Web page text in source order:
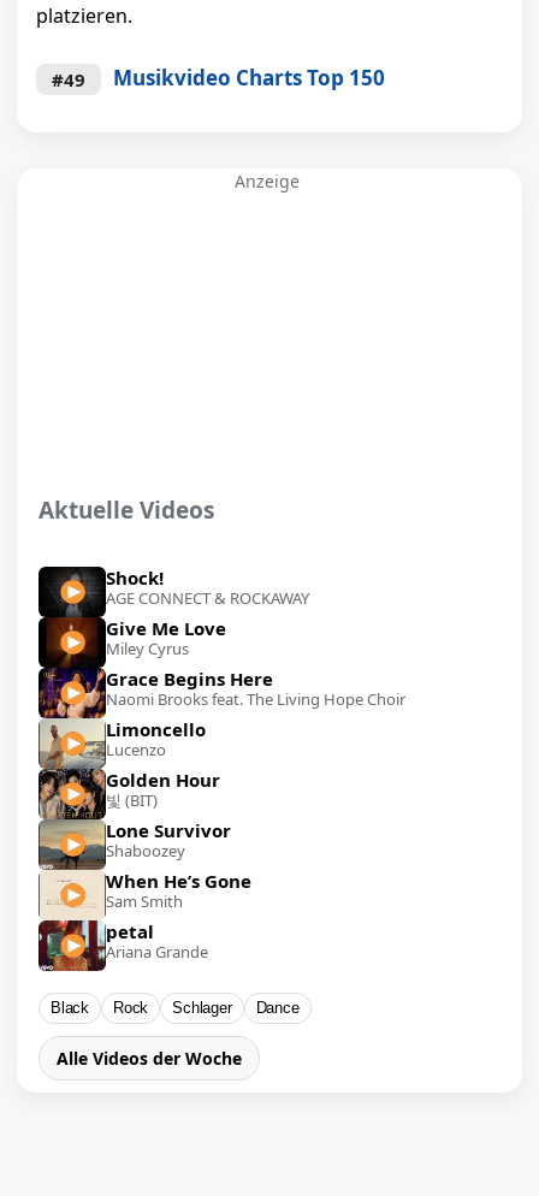
platzieren.
#49 Musikvideo Charts Top 150
Anzeige
Aktuelle Videos
Shock!
AGE CONNECT & ROCKAWAY
Give Me Love
Miley Cyrus
Grace Begins Here
Naomi Brooks feat. The Living Hope Choir
Limoncello
Lucenzo
Golden Hour
빛 (BIT)
Lone Survivor
Shaboozey
When He’s Gone
Sam Smith
petal
Ariana Grande
Black Rock Schlager Dance
Alle Videos der Woche